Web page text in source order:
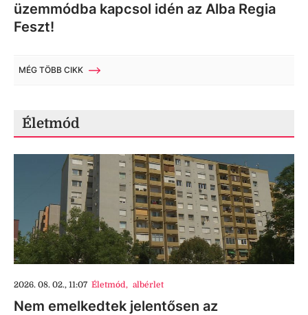
üzemmódba kapcsol idén az Alba Regia
Feszt!
MÉG TÖBB CIKK
Életmód
2026. 08. 02., 11:07 Életmód, albérlet
Nem emelkedtek jelentősen az